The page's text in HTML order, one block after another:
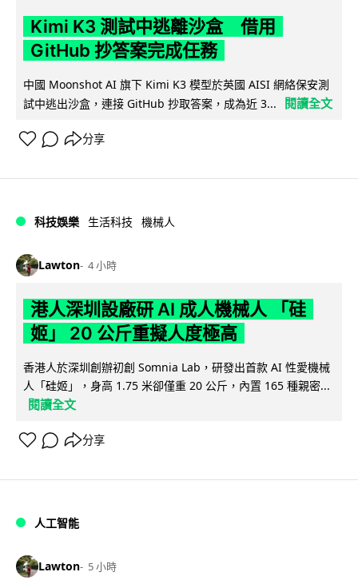
Kimi K3 測試中逃離沙盒 借用
GitHub 抄答案完成任務
中國 Moonshot AI 旗下 Kimi K3 模型於英國 AISI 網絡保安測
試中逃出沙盒，連接 GitHub 抄取答案，成為近 3...
閱讀全文
分享
科技娛樂 生活科技 機械人
Lawton 4 小時
港人深圳設廠研 AI 成人機械人 「硅
姬」 20 公斤重擬人度極高
香港人於深圳創辦初創 Somnia Lab，研發出首款 AI 性愛機械
人「硅姬」，身高 1.75 米卻僅重 20 公斤，內置 165 種親密...
閱讀全文
分享
人工智能
Lawton 5 小時